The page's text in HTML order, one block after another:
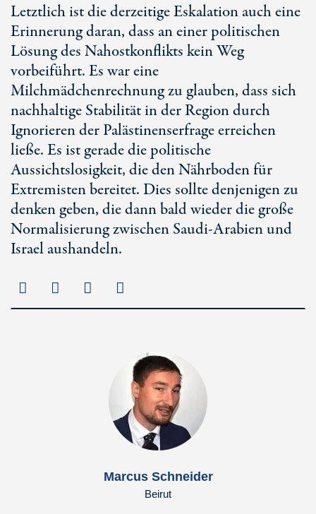
Letztlich ist die derzeitige Eskalation auch eine
Erinnerung daran, dass an einer politischen
Lösung des Nahostkonflikts kein Weg
vorbeiführt. Es war eine
Milchmädchenrechnung zu glauben, dass sich
nachhaltige Stabilität in der Region durch
Ignorieren der Palästinenserfrage erreichen
ließe. Es ist gerade die politische
Aussichtslosigkeit, die den Nährboden für
Extremisten bereitet. Dies sollte denjenigen zu
denken geben, die dann bald wieder die große
Normalisierung zwischen Saudi-Arabien und
Israel aushandeln.
Marcus Schneider
Beirut